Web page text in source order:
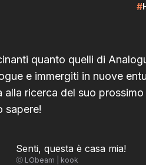
#
quanto quelli di
e immergiti in nuove
ricerca del suo
sapere!
Senti, questa è casa mia!
ⓒ LObeam | kook